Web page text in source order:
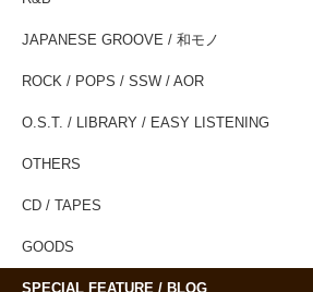
JAPANESE GROOVE / 和モノ
ROCK / POPS / SSW / AOR
O.S.T. / LIBRARY / EASY LISTENING
OTHERS
CD / TAPES
GOODS
SPECIAL FEATURE / BLOG